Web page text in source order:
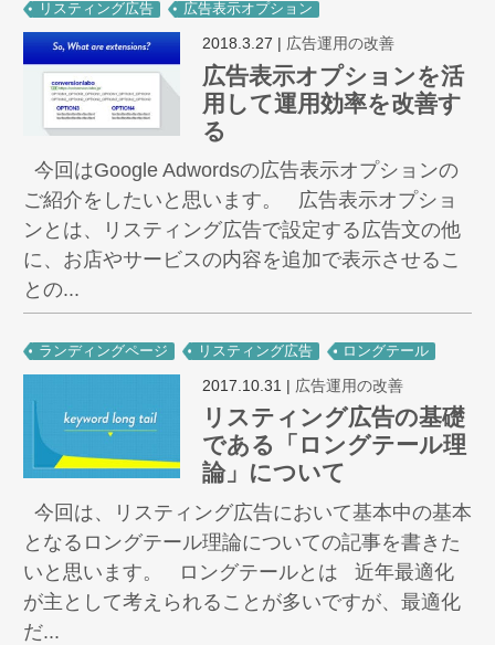
リスティング広告 広告表示オプション
2018.3.27 | 広告運用の改善
広告表示オプションを活
用して運用効率を改善す
る
今回はGoogle Adwordsの広告表示オプションの
ご紹介をしたいと思います。 広告表示オプショ
ンとは、リスティング広告で設定する広告文の他
に、お店やサービスの内容を追加で表示させるこ
との...
ランディングページ リスティング広告 ロングテール
2017.10.31 | 広告運用の改善
リスティング広告の基礎
である「ロングテール理
論」について
今回は、リスティング広告において基本中の基本
となるロングテール理論についての記事を書きた
いと思います。 ロングテールとは 近年最適化
が主として考えられることが多いですが、最適化
だ...